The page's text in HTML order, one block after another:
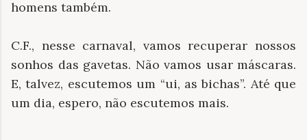
homens também.
C.F., nesse carnaval, vamos recuperar nossos
sonhos das gavetas. Não vamos usar máscaras.
E, talvez, escutemos um “ui, as bichas”. Até que
um dia, espero, não escutemos mais.